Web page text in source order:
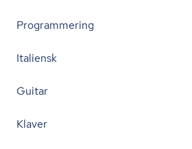
Programmering
Italiensk
Guitar
Klaver